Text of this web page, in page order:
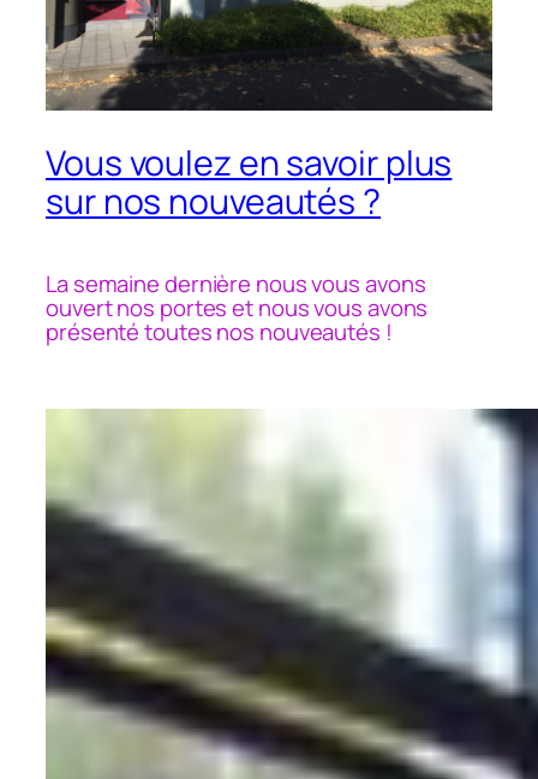
Vous voulez en savoir plus
sur nos nouveautés ?
La semaine dernière nous vous avons
ouvert nos portes et nous vous avons
présenté toutes nos nouveautés !